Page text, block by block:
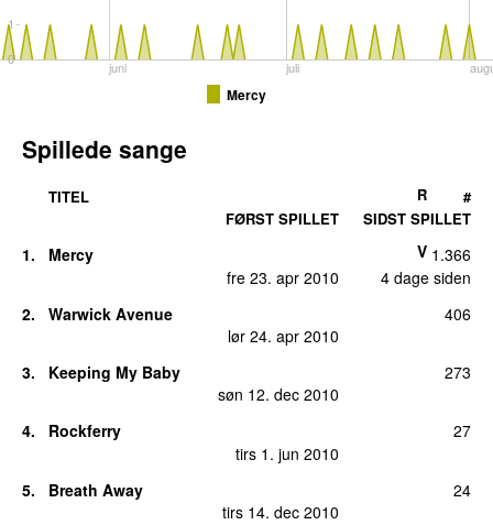
juni juli
0
1
Mercy
Spillede sange
TITEL
FØRST SPILLET
SIDST SPILLET
R #
1.
Mercy
fre 23. apr 2010
4 dage siden
V 1.366
2.
Warwick Avenue
lør 24. apr 2010
406
3.
Keeping My Baby
søn 12. dec 2010
273
4.
Rockferry
tirs 1. jun 2010
27
5.
Breath Away
tirs 14. dec 2010
24